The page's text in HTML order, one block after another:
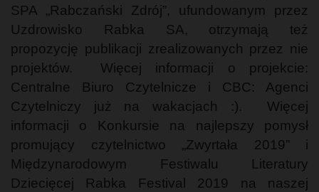
SPA „Rabczański Zdrój”, ufundowanym przez
Uzdrowisko Rabka SA, otrzymają też
propozycję publikacji zrealizowanych przez nie
projektów. Więcej informacji o projekcie:
Centralne Biuro Czytelnicze i CBC: Agenci
Czytelniczy już na wakacjach :). Więcej
informacji o Konkursie na najlepszy pomysł
promujący czytelnictwo „Zwyrtała 2019” i
Międzynarodowym Festiwalu Literatury
Dziecięcej Rabka Festival 2019 na naszej